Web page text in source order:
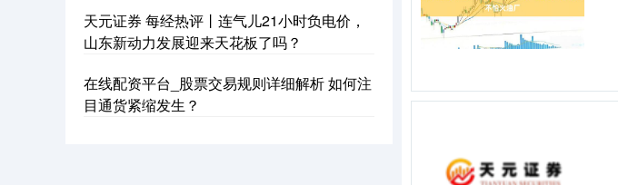
天元证券 每经热评丨连气儿21小时负电价，
山东新动力发展迎来天花板了吗？
在线配资平台_股票交易规则详细解析 如何注
目通货紧缩发生？